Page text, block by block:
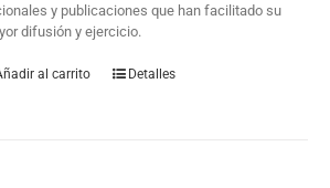
y publicaciones que han facilitado su
difusión y ejercicio.
al carrito Detalles